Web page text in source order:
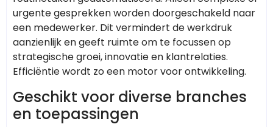
urgente gesprekken worden doorgeschakeld naar
een medewerker. Dit vermindert de werkdruk
aanzienlijk en geeft ruimte om te focussen op
strategische groei, innovatie en klantrelaties.
Efficiëntie wordt zo een motor voor ontwikkeling.
Geschikt voor diverse branches
en toepassingen